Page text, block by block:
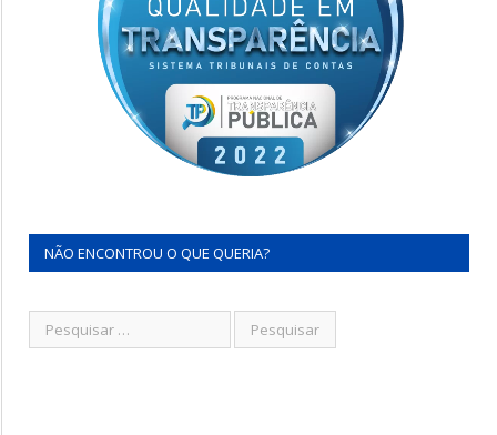
NÃO ENCONTROU O QUE QUERIA?